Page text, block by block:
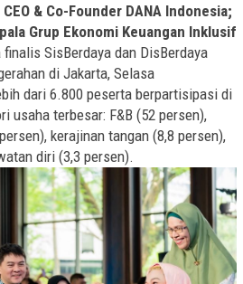
& Co-Founder DANA Indonesia;
Grup Ekonomi Keuangan Inklusif
finalis SisBerdaya dan DisBerdaya
di Jakarta, Selasa
dari 6.800 peserta berpartisipasi di
usaha terbesar: F&B (52 persen),
kerajinan tangan (8,8 persen),
diri (3,3 persen).